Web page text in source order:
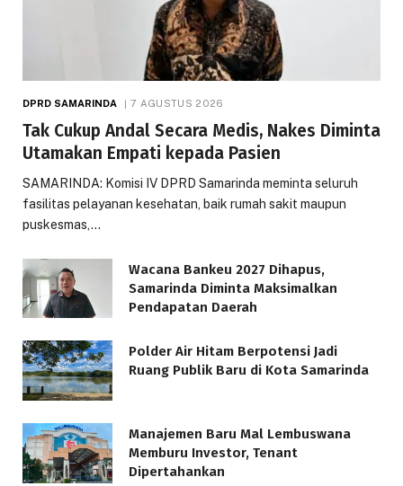
DPRD SAMARINDA 7 AGUSTUS 2026
Tak Cukup Andal Secara Medis, Nakes Diminta
Utamakan Empati kepada Pasien
SAMARINDA: Komisi IV DPRD Samarinda meminta seluruh
fasilitas pelayanan kesehatan, baik rumah sakit maupun
puskesmas,…
Wacana Bankeu 2027 Dihapus,
Samarinda Diminta Maksimalkan
Pendapatan Daerah
Polder Air Hitam Berpotensi Jadi
Ruang Publik Baru di Kota Samarinda
Manajemen Baru Mal Lembuswana
Memburu Investor, Tenant
Dipertahankan